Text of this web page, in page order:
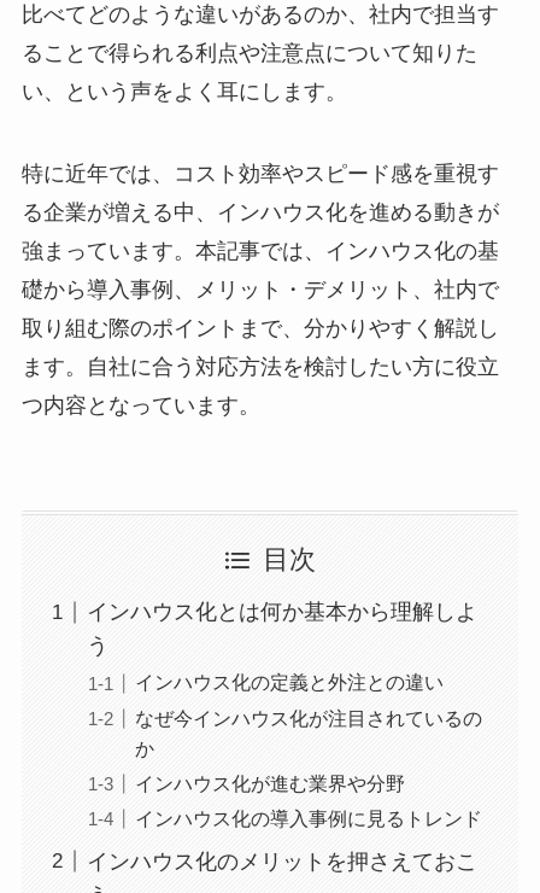
比べてどのような違いがあるのか、社内で担当す
ることで得られる利点や注意点について知りた
い、という声をよく耳にします。
特に近年では、コスト効率やスピード感を重視す
る企業が増える中、インハウス化を進める動きが
強まっています。本記事では、インハウス化の基
礎から導入事例、メリット・デメリット、社内で
取り組む際のポイントまで、分かりやすく解説し
ます。自社に合う対応方法を検討したい方に役立
つ内容となっています。
目次
インハウス化とは何か基本から理解しよ
う
インハウス化の定義と外注との違い
なぜ今インハウス化が注目されているの
か
インハウス化が進む業界や分野
インハウス化の導入事例に見るトレンド
インハウス化のメリットを押さえておこ